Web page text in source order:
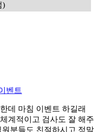
)
벤트
데 마침 이벤트 하길래
계적이고 검사도 잘 해주
분들도 친절하시고 정말